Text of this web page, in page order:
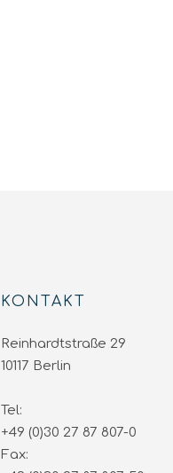
KONTAKT
Reinhardtstraße 29
10117 Berlin
Tel:
+49 (0)30 27 87 807-0
Fax: